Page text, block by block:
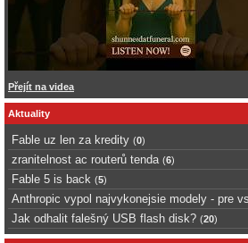
Přejít na videa
Aktuality
Fable uz len za kredity (0)
zranitelnost ac routerů tenda (6)
Fable 5 is back (5)
Anthropic vypol najvykonejsie modely - pre
Jak odhalit falešný USB flash disk? (20)